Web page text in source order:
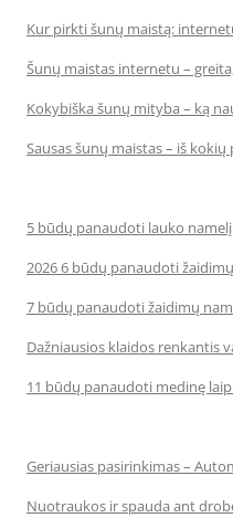
Kur pirkti šunų maistą:
Šunų maistas internetu –
Kokybiška šunų mityba – ką
Sausas šunų maistas – iš
5 būdų panaudoti lauko
2026 6 būdų panaudoti
7 būdų panaudoti žaidimų
Dažniausios klaidos renkantis
11 būdų panaudoti medinę
Geriausias pasirinkimas –
Nuotraukos ir spauda ant